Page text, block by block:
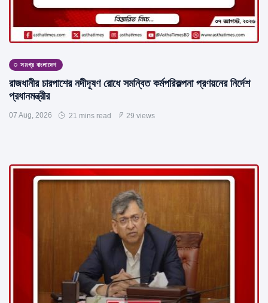
সমগ্র বাংলাদেশ
রাজধানীর চারপাশের নদীদূষণ রোধে সমন্বিত কর্মপরিকল্পনা প্রণয়নের নির্দেশ
প্রধানমন্ত্রীর
07 Aug, 2026 21 mins read 29 views